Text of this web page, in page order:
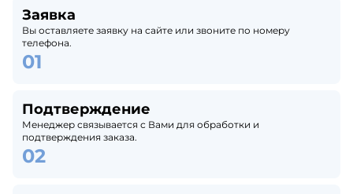
Заявка
Вы оставляете заявку на сайте или звоните по номеру
телефона.
Подтверждение
Менеджер связывается с Вами для обработки и
подтверждения заказа.